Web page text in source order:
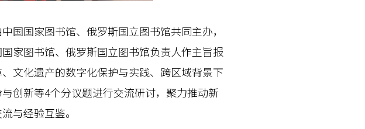
国家图书馆、俄罗斯国立图书馆共同主办，
家图书馆、俄罗斯国立图书馆负责人作主旨报
文化遗产的数字化保护与实践、跨区域背景下
创新等4个分议题进行交流研讨，聚力推动新
与经验互鉴。